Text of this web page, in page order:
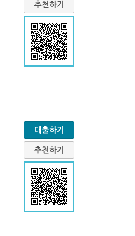
추천하기
대출하기
추천하기